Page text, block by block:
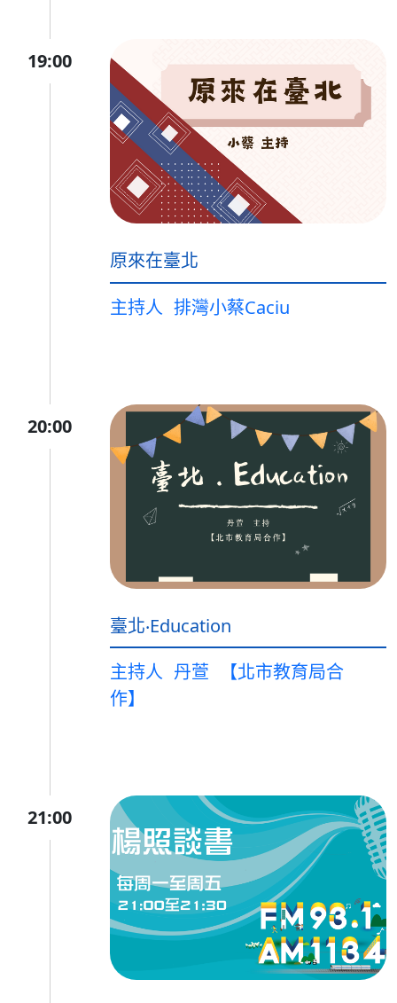
19:00
原來在臺北
主持人 排灣小蔡Caciu
20:00
臺北‧Education
主持人 丹萱
【北市教育局合
作】
21:00